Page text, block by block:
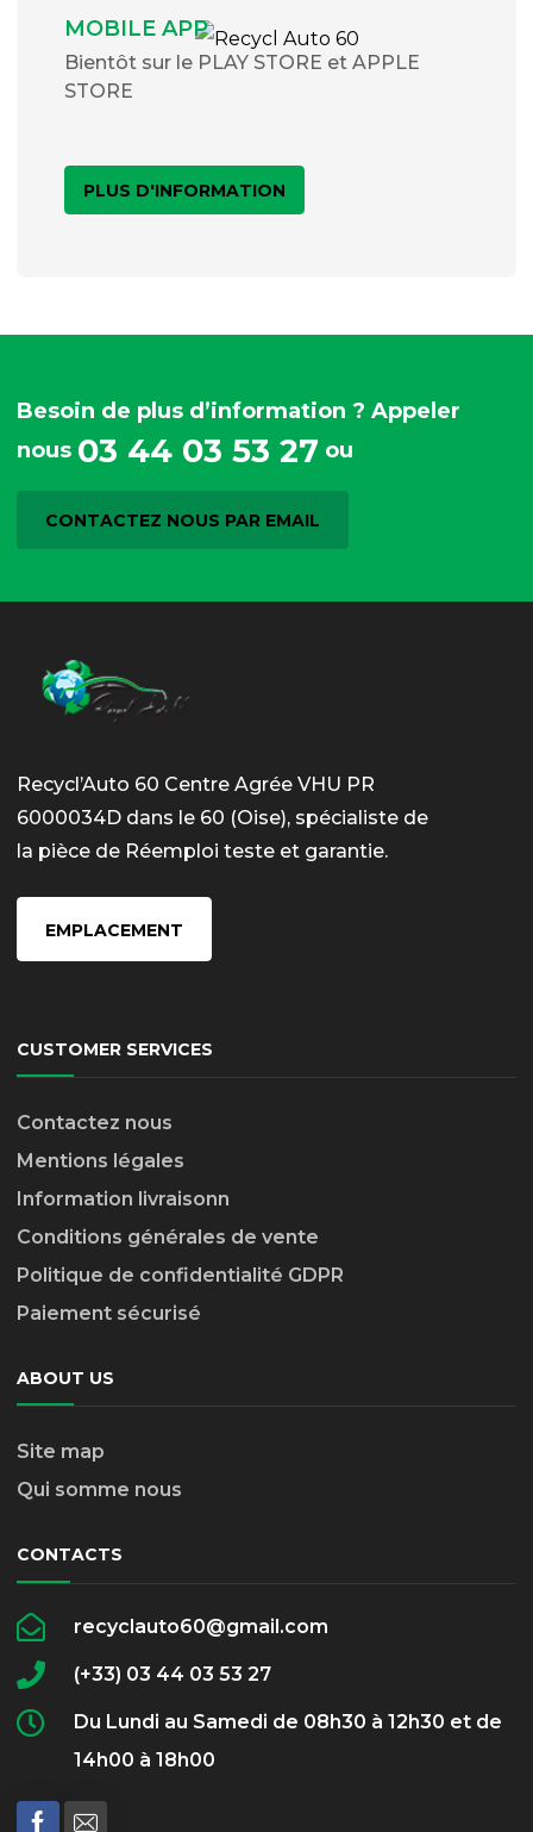
MOBILE APP
Bientôt sur le PLAY STORE et APPLE
STORE
PLUS D'INFORMATION
Besoin de plus d’information ? Appeler
nous 03 44 03 53 27 ou
CONTACTEZ NOUS PAR EMAIL
Recycl’Auto 60 Centre Agrée VHU PR
6000034D dans le 60 (Oise), spécialiste de
la pièce de Réemploi teste et garantie.
EMPLACEMENT
CUSTOMER SERVICES
Contactez nous
Mentions légales
Information livraisonn
Conditions générales de vente
Politique de confidentialité GDPR
Paiement sécurisé
ABOUT US
Site map
Qui somme nous
CONTACTS
recyclauto60@gmail.com
(+33) 03 44 03 53 27
Du Lundi au Samedi de 08h30 à 12h30 et de
14h00 à 18h00